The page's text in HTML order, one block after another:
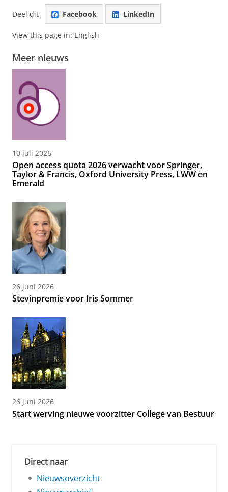
Deel dit Facebook LinkedIn
View this page in: English
Meer nieuws
10 juli 2026
Open access quota 2026 verwacht voor Springer,
Taylor & Francis, Oxford University Press, LWW en
Emerald
26 juni 2026
Stevinpremie voor Iris Sommer
26 juni 2026
Start werving nieuwe voorzitter College van Bestuur
Direct naar
Nieuwsoverzicht